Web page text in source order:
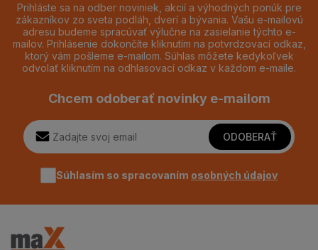
Prihláste sa na odber noviniek, akcií a výhodných ponúk pre
zákazníkov zo sveta podláh, dverí a bývania. Vašu e-mailovú
adresu budeme spracúvať výlučne na zasielanie týchto e-
mailov. Prihlásenie dokončíte kliknutím na potvrdzovací odkaz,
ktorý vám pošleme e-mailom. Súhlas môžete kedykoľvek
odvolať kliknutím na odhlasovací odkaz v každom e-maile.
Chcem odoberať novinky e-mailom
ODOBERAŤ
Súhlasím so spracovaním osobných údajov